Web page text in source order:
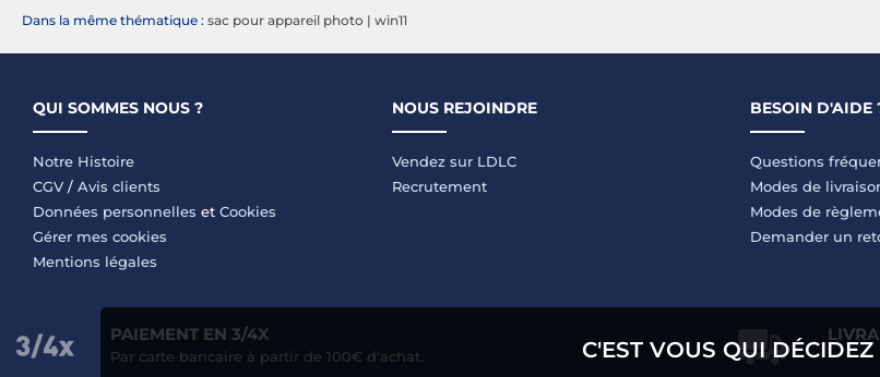
Dans la même thématique : sac pour appareil photo | win11
QUI SOMMES NOUS ?
Notre Histoire
CGV / Avis clients
Données personnelles et Cookies
Gérer mes cookies
Mentions légales
NOUS REJOINDRE
Vendez sur LDLC
Recrutement
BESOIN D'AIDE
Questions
Modes de
Modes de
Demander un
PAIEMENT EN 3/4X
Par carte bancaire à partir de 100€ d'achat. C'EST VOUS QUI DÉCIDEZ